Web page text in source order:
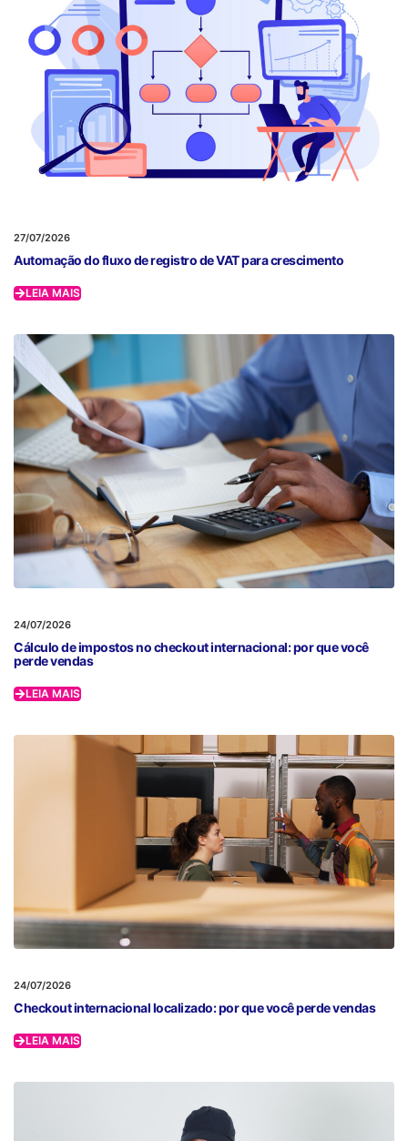
27/07/2026
Automação do fluxo de registro de VAT para crescimento
LEIA MAIS
24/07/2026
Cálculo de impostos no checkout internacional: por que você
perde vendas
LEIA MAIS
24/07/2026
Checkout internacional localizado: por que você perde vendas
LEIA MAIS